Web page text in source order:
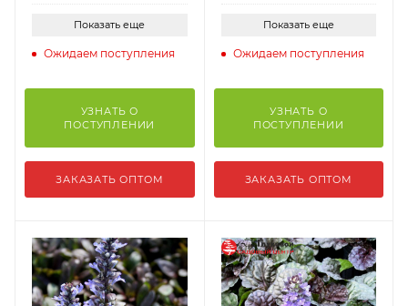
Показать еще
Ожидаем поступления
УЗНАТЬ О
ПОСТУПЛЕНИИ
ЗАКАЗАТЬ ОПТОМ
Показать еще
Ожидаем поступления
УЗНАТЬ О
ПОСТУПЛЕНИИ
ЗАКАЗАТЬ ОПТОМ